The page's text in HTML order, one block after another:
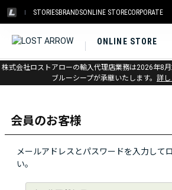
STORIESBRANDSONLINE STORECORPORATE
ONLINE STORE
株式会社ロストアローの輸入代理店業務は2026年8
ブルーシープが承継いたします。 詳し
ログイン
会員のお客様
メールアドレスとパスワードを入力して
い。